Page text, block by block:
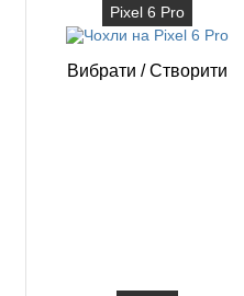
Pixel 6 Pro
Вибрати / Створити